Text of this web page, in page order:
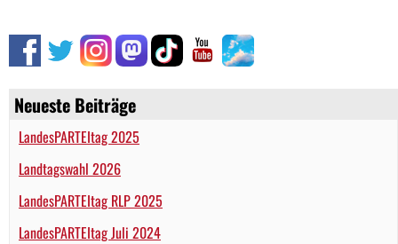
Neueste Beiträge
LandesPARTEItag 2025
Landtagswahl 2026
LandesPARTEItag RLP 2025
LandesPARTEItag Juli 2024